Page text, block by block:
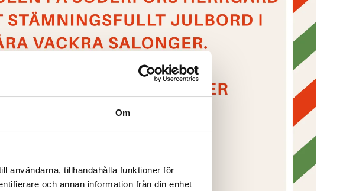
Om
användarna, tillhandahålla funktioner för
och annan information från din enhet